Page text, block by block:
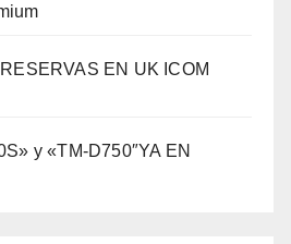
EN UK ICOM
y «TM-D750″YA EN